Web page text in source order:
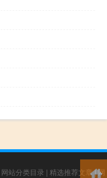
网站分类目录 | 精选推荐文章|网